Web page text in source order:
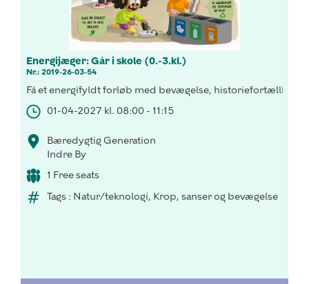
Energijæger: Går i skole (0.-3.kl.)
Nr.: 2019-26-03-54
Få et energifyldt forløb med bevægelse, historiefortælling
01-04-2027 kl. 08:00 - 11:15
Bæredygtig Generation
Indre By
1 Free seats
Tags : Natur/teknologi, Krop, sanser og bevægelse